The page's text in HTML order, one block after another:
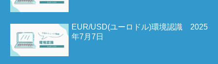
EUR/USD(ユーロドル)環境認識 2025
年7月7日